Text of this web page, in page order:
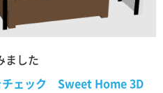
ました
チェック Sweet Home 3D